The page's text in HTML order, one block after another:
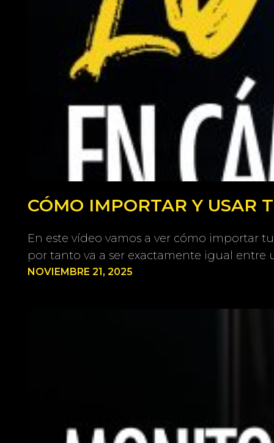
CÓMO IMPORTAR Y USAR
En este vídeo vamos a ver cómo importar
por tanto va a ser exactamente igual entre
NOVIEMBRE 21, 2025